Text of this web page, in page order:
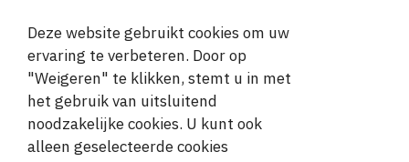
Informatie
Klantenservice
Veilige en gemakkelijke betalingen
Deze website gebruikt cookies om uw
ervaring te verbeteren. Door op
"Weigeren" te klikken, stemt u in met
het gebruik van uitsluitend
noodzakelijke cookies. U kunt ook
alleen geselecteerde cookies